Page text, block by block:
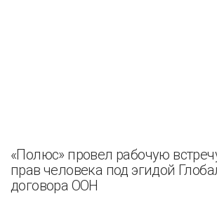
«Полюс» провел рабочую
прав человека под эгидой
договора ООН